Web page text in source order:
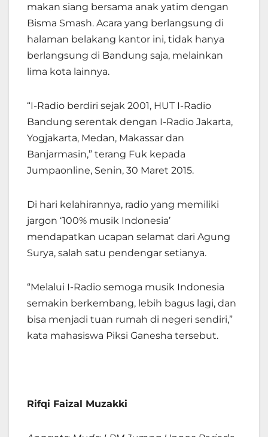
makan siang bersama anak yatim dengan
Bisma Smash. Acara yang berlangsung di
halaman belakang kantor ini, tidak hanya
berlangsung di Bandung saja, melainkan
lima kota lainnya.
“I-Radio berdiri sejak 2001, HUT I-Radio
Bandung serentak dengan I-Radio Jakarta,
Yogjakarta, Medan, Makassar dan
Banjarmasin,” terang Fuk kepada
Jumpaonline, Senin, 30 Maret 2015.
Di hari kelahirannya, radio yang memiliki
jargon ‘100% musik Indonesia’
mendapatkan ucapan selamat dari Agung
Surya, salah satu pendengar setianya.
“Melalui I-Radio semoga musik Indonesia
semakin berkembang, lebih bagus lagi, dan
bisa menjadi tuan rumah di negeri sendiri,”
kata mahasiswa Piksi Ganesha tersebut.
Rifqi Faizal Muzakki